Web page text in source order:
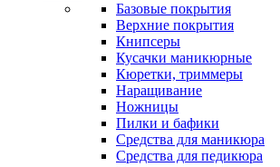
Базовые покрытия
Верхние покрытия
Книпсеры
Кусачки маникюрные
Кюретки, триммеры
Наращивание
Ножницы
Пилки и бафики
Средства для маникюра
Средства для педикюра